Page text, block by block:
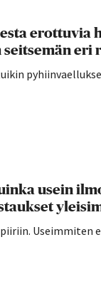
erottuvia
eri
usein
Useimmiten